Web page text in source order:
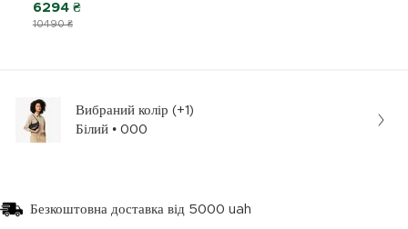
10490 ₴
6294 ₴
Вибраний колір (+1)
Білий • 000
Безкоштовна доставка від 5000 uah